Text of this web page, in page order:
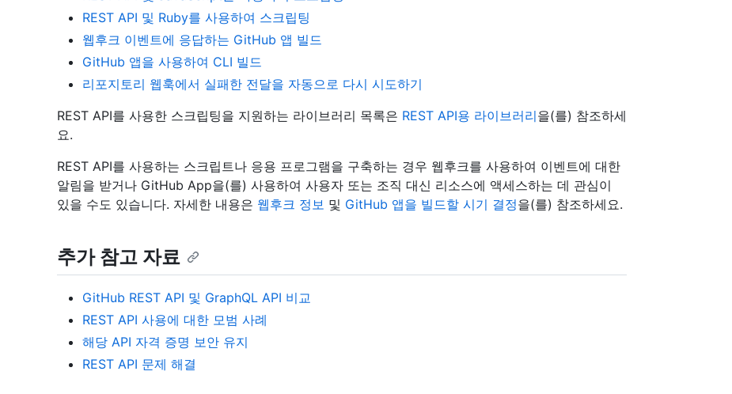
REST API 및 Ruby를 사용하여 스크립팅
웹후크 이벤트에 응답하는 GitHub 앱 빌드
GitHub 앱을 사용하여 CLI 빌드
리포지토리 웹훅에서 실패한 전달을 자동으로 다시 시도하기
REST API를 사용한 스크립팅을 지원하는 라이브러리 목록은 REST API용 라이브러리을(를) 참조하세
요.
REST API를 사용하는 스크립트나 응용 프로그램을 구축하는 경우 웹후크를 사용하여 이벤트에 대한
알림을 받거나 GitHub App을(를) 사용하여 사용자 또는 조직 대신 리소스에 액세스하는 데 관심이
있을 수도 있습니다. 자세한 내용은 웹후크 정보 및 GitHub 앱을 빌드할 시기 결정을(를) 참조하세요.
추가 참고 자료
GitHub REST API 및 GraphQL API 비교
REST API 사용에 대한 모범 사례
해당 API 자격 증명 보안 유지
REST API 문제 해결